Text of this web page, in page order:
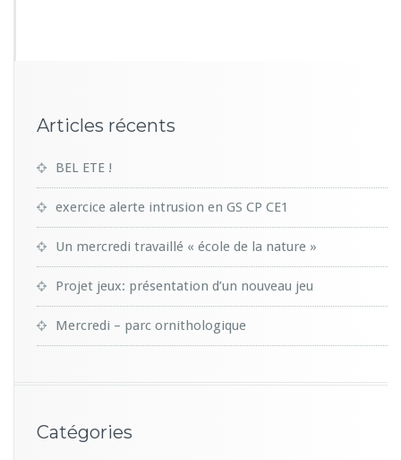
Articles récents
BEL ETE !
exercice alerte intrusion en GS CP CE1
Un mercredi travaillé « école de la nature »
Projet jeux: présentation d’un nouveau jeu
Mercredi – parc ornithologique
Catégories